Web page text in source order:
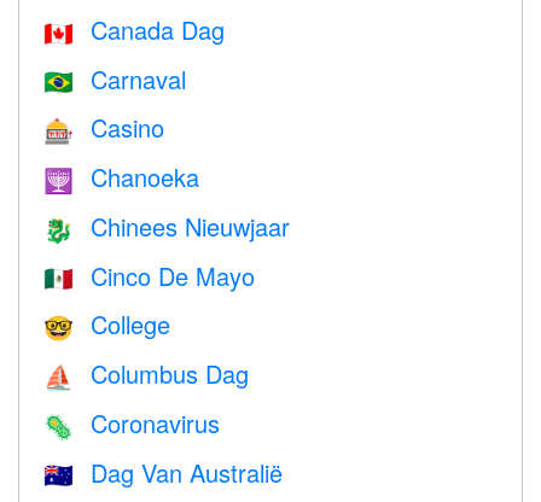
🇨🇦 Canada Dag
🇧🇷 Carnaval
🎰 Casino
🕎 Chanoeka
🐉 Chinees Nieuwjaar
🇲🇽 Cinco De Mayo
🤓 College
⛵️ Columbus Dag
🦠 Coronavirus
🇦🇺 Dag Van Australië